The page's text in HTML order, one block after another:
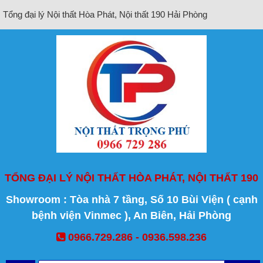
Tổng đại lý Nội thất Hòa Phát, Nội thất 190 Hải Phòng
TỔNG ĐẠI LÝ NỘI THẤT HÒA PHÁT, NỘI THẤT 190
Showroom : Tòa nhà 7 tầng, Số 10 Bùi Viện ( cạnh
bệnh viện Vinmec ), An Biên, Hải Phòng
0966.729.286 - 0936.598.236